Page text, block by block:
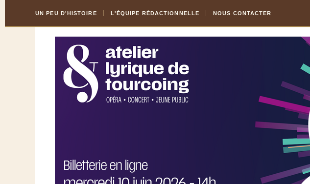
Content
la
UN PEU D'HISTOIRE L'ÉQUIPE RÉDACTIONNELLE NOUS CONTACTER